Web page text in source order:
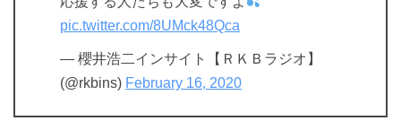
pic.twitter.com/8UMck48Qca
— 櫻井浩二インサイト【ＲＫＢラジオ】
(@rkbins) February 16, 2020